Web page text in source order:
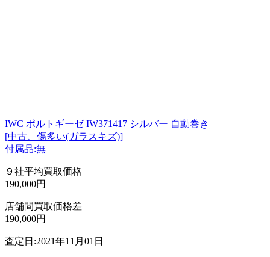
IWC ポルトギーゼ IW371417 シルバー 自動巻き
[中古、傷多い(ガラスキズ)]
付属品:無
９社平均買取価格
190,000円
店舗間買取価格差
190,000円
査定日:2021年11月01日